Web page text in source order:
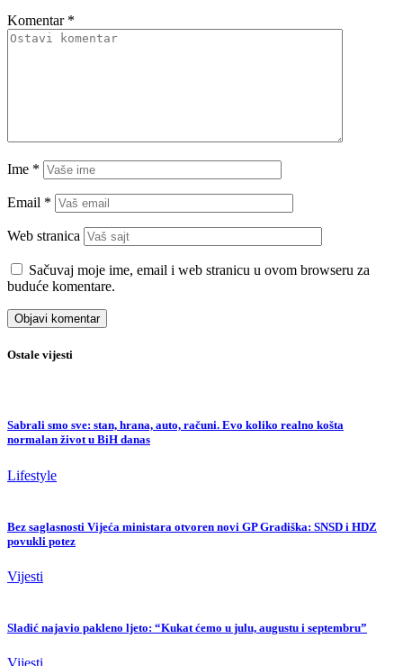
Komentar *
Ime *
Email *
Web stranica
Sačuvaj moje ime, email i web stranicu u ovom browseru za
buduće komentare.
Ostale vijesti
Sabrali smo sve: stan, hrana, auto, računi. Evo koliko realno košta
normalan život u BiH danas
Lifestyle
Bez saglasnosti Vijeća ministara otvoren novi GP Gradiška: SNSD i HDZ
povukli potez
Vijesti
Sladić najavio pakleno ljeto: “Kukat ćemo u julu, augustu i septembru”